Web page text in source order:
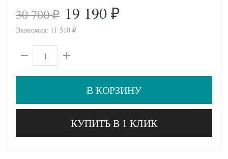
30 700₽ 19 190 ₽
Экономия: 11 510 ₽
В КОРЗИНУ
КУПИТЬ В 1 КЛИК